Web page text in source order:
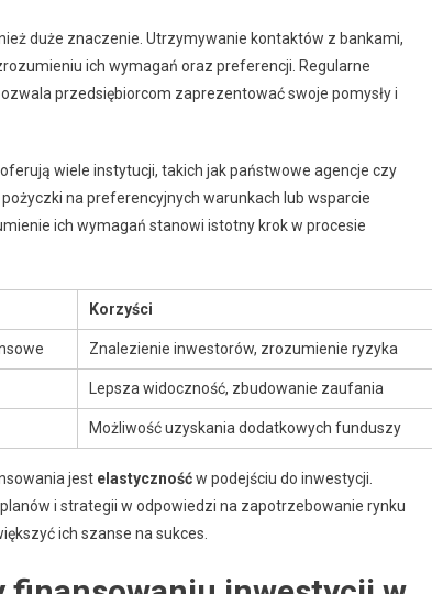
duże znaczenie. Utrzymywanie kontaktów z bankami,
ich wymagań oraz preferencji. Regularne
przedsiębiorcom zaprezentować swoje pomysły i
wiele instytucji, takich jak państwowe agencje czy
na preferencyjnych warunkach lub wsparcie
ich wymagań stanowi istotny krok w procesie
Korzyści
Znalezienie inwestorów, zrozumienie ryzyka
Lepsza widoczność, zbudowanie zaufania
Możliwość uzyskania dodatkowych funduszy
jest elastycznośćw podejściu do inwestycji.
i strategii w odpowiedzi na zapotrzebowanie rynku
ich szanse na sukces.